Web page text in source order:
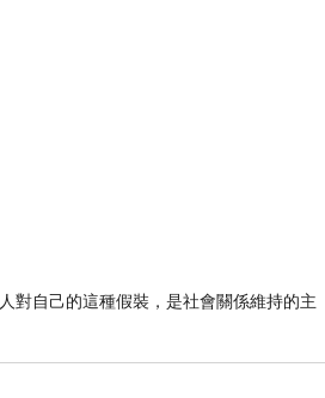
對自己的這種假裝，是社會關係維持的主